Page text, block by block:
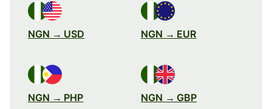
NGN → USD NGN → EUR
NGN → PHP NGN → GBP